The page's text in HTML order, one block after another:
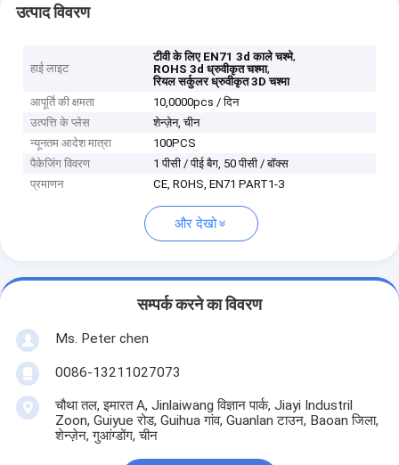
उत्पाद विवरण
हाई लाइट
टीवी के लिए EN71 3d काले चश्मे,
ROHS 3d ध्रुवीकृत चश्मा,
रियल सर्कुलर ध्रुवीकृत 3D चश्मा
आपूर्ति की क्षमता
10,0000pcs / दिन
उत्पत्ति के प्लेस
शेन्ज़ेन, चीन
न्यूनतम आदेश मात्रा
100PCS
पैकेजिंग विवरण
1 पीसी / पीई बैग, 50 पीसी / बॉक्स
प्रमाणन
CE, ROHS, EN71 PART1-3
और देखो
सम्पर्क करने का विवरण
Ms. Peter chen
0086-13211027073
चौथा तल, इमारत A, Jinlaiwang विज्ञान पार्क, Jiayi Industril
Zoon, Guiyue रोड, Guihua गांव, Guanlan टाउन, Baoan जिला,
शेन्ज़ेन, गुआंग्डोंग, चीन